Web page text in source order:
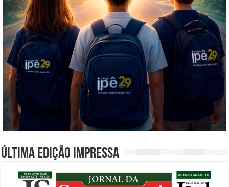
Última edição impressa